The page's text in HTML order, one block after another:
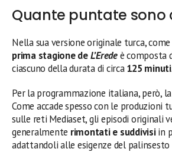
Quante puntate sono
Nella sua versione originale turca,
prima stagione deL’Eredeè composta
ciascuno della durata di circa125 minuti.
Per la programmazione italiana, però,
Come accade spesso con le produzioni
sulle reti Mediaset, gli episodi originali
generalmente rimontati e suddivisiin
adattandoli alle esigenze del